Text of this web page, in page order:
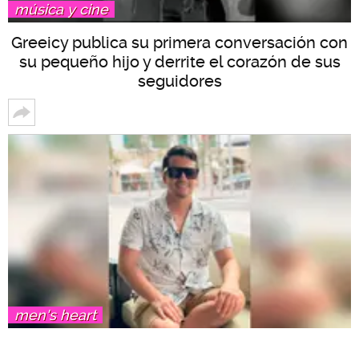
música y cine
Greeicy publica su primera conversación con
su pequeño hijo y derrite el corazón de sus
seguidores
men's heart